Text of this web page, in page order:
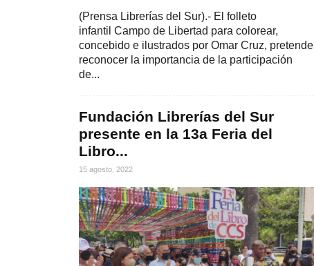
(Prensa Librerías del Sur).- El folleto
infantil Campo de Libertad para colorear,
concebido e ilustrados por Omar Cruz, pretende
reconocer la importancia de la participación
de...
Fundación Librerías del Sur
presente en la 13a Feria del
Libro...
15 agosto, 2022